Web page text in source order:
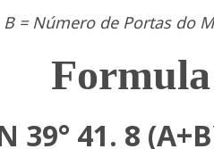
B = Número de Portas do
Formula
39° 41. 8